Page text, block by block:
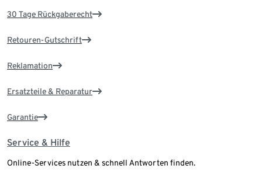
30 Tage Rückgaberecht
Retouren-Gutschrift
Reklamation
Ersatzteile & Reparatur
Garantie
Service & Hilfe
Online-Services nutzen & schnell Antworten finden.